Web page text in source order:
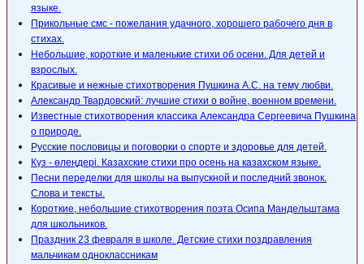
языке.
Прикольные смс - пожелания удачного, хорошего рабочего дня в
стихах.
Небольшие, короткие и маленькие стихи об осени. Для детей и
взрослых.
Красивые и нежные стихотворения Пушкина А.С. на тему любви.
Александр Твардовский: лучшие стихи о войне, военном времени.
Известные стихотворения классика Александра Сергеевича Пушкина
о природе.
Русские пословицы и поговорки о спорте и здоровье для детей.
Күз - өлеңдері. Казахские стихи про осень на казахском языке.
Песни переделки для школы на выпускной и последний звонок.
Слова и тексты.
Короткие, небольшие стихотворения поэта Осипа Мандельштама
для школьников.
Праздник 23 февраля в школе. Детские стихи поздравления
мальчикам одноклассникам